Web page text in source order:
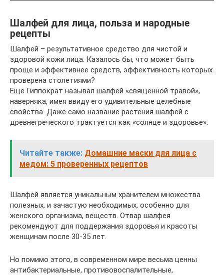
Шалфей для лица, польза и народные
рецепты
Шалфей – результативное средство для чистой и
здоровой кожи лица. Казалось бы, что может быть
проще и эффективнее средств, эффективность которых
проверена столетиями?
Еще Гиппократ называл шалфей «священной травой»,
наверняка, имея ввиду его удивительные целебные
свойства. Даже само название растения шалфей с
древнегреческого трактуется как «солнце и здоровье».
Читайте также: Домашние маски для лица с
медом: 5 проверенных рецептов
Шалфей является уникальным хранителем множества
полезных, и зачастую необходимых, особенно для
женского организма, веществ. Отвар шалфея
рекомендуют для поддержания здоровья и красоты
женщинам после 30-35 лет.
Но помимо этого, в современном мире весьма ценны
антибактериальные, противовоспалительные,